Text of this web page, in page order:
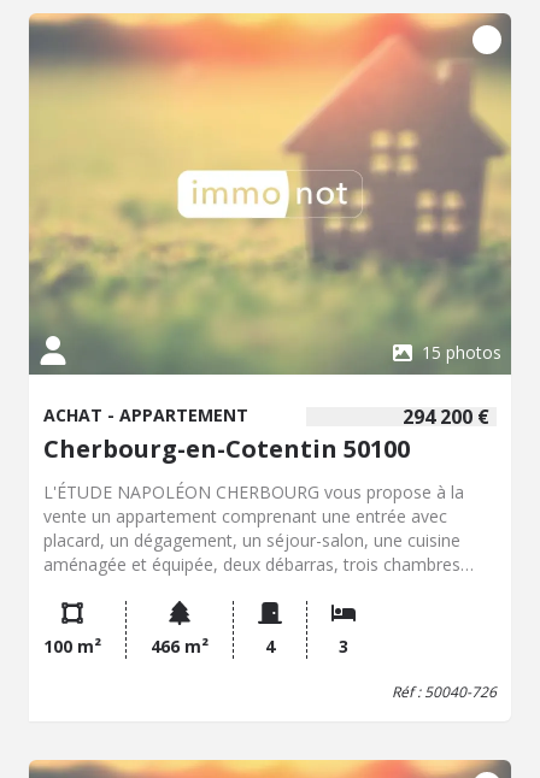
15 photos
294 200 €
ACHAT - APPARTEMENT
Cherbourg-en-Cotentin 50100
L'ÉTUDE NAPOLÉON CHERBOURG vous propose à la
vente un appartement comprenant une entrée avec
placard, un dégagement, un séjour-salon, une cuisine
aménagée et équipée, deux débarras, trois chambres
dégagement avec placard donnant accès à une salle
d'eau et un WC. Balcon fermé. cave.
100 m² 466 m² 4 3
Réf : 50040-726